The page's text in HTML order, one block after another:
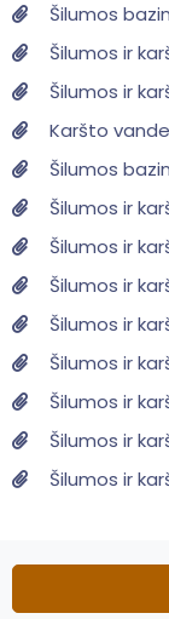
Šilumos
Šilumos ir
Šilumos ir
Karšto
Šilumos
Šilumos ir
Šilumos ir
Šilumos ir
Šilumos ir
Šilumos ir
Šilumos ir
Šilumos ir
Šilumos ir